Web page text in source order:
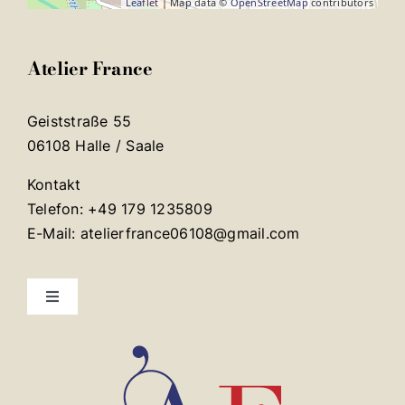
Atelier France
Geiststraße 55
06108 Halle / Saale
Kontakt
Telefon: +49 179 1235809
E-Mail: atelierfrance06108@gmail.com
Toggle
Mentions légales